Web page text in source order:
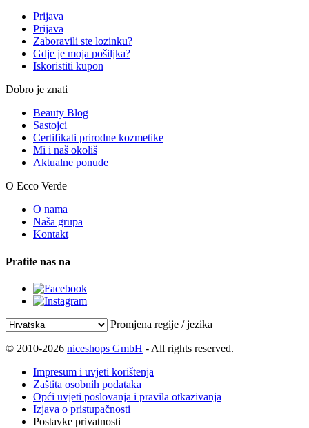
Prijava
Prijava
Zaboravili ste lozinku?
Gdje je moja pošiljka?
Iskoristiti kupon
Dobro je znati
Beauty Blog
Sastojci
Certifikati prirodne kozmetike
Mi i naš okoliš
Aktualne ponude
O Ecco Verde
O nama
Naša grupa
Kontakt
Pratite nas na
Promjena regije / jezika
© 2010-2026 niceshops GmbH - All rights reserved.
Impresum i uvjeti korištenja
Zaštita osobnih podataka
Opći uvjeti poslovanja i pravila otkazivanja
Izjava o pristupačnosti
Postavke privatnosti